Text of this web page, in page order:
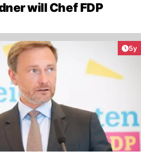
will Chef FDP
5y